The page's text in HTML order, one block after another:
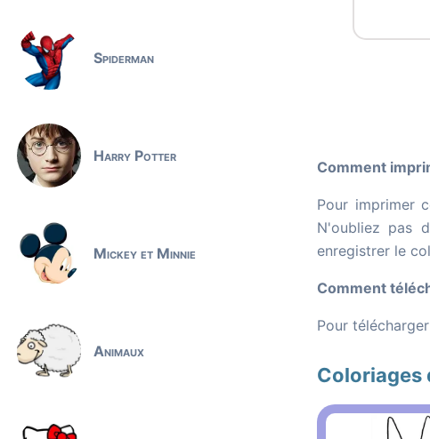
Spiderman
Harry Potter
Mickey et Minnie
Animaux
Comment
Pour imprimer
N'oubliez pas
enregistrer le
Comment
Pour
Coloriages